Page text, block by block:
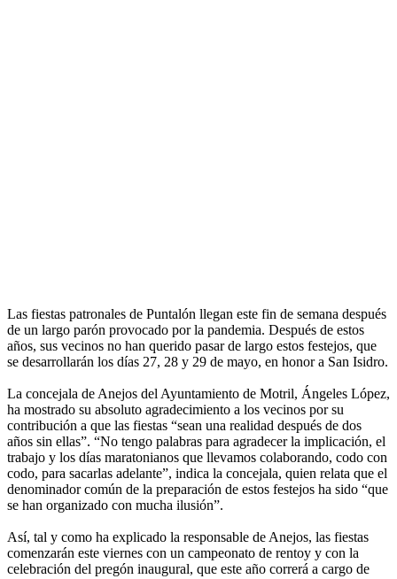
Las fiestas patronales de Puntalón llegan este fin de semana después
de un largo parón provocado por la pandemia. Después de estos
años, sus vecinos no han querido pasar de largo estos festejos, que
se desarrollarán los días 27, 28 y 29 de mayo, en honor a San Isidro.
La concejala de Anejos del Ayuntamiento de Motril, Ángeles López,
ha mostrado su absoluto agradecimiento a los vecinos por su
contribución a que las fiestas “sean una realidad después de dos
años sin ellas”. “No tengo palabras para agradecer la implicación, el
trabajo y los días maratonianos que llevamos colaborando, codo con
codo, para sacarlas adelante”, indica la concejala, quien relata que el
denominador común de la preparación de estos festejos ha sido “que
se han organizado con mucha ilusión”.
Así, tal y como ha explicado la responsable de Anejos, las fiestas
comenzarán este viernes con un campeonato de rentoy y con la
celebración del pregón inaugural, que este año correrá a cargo de